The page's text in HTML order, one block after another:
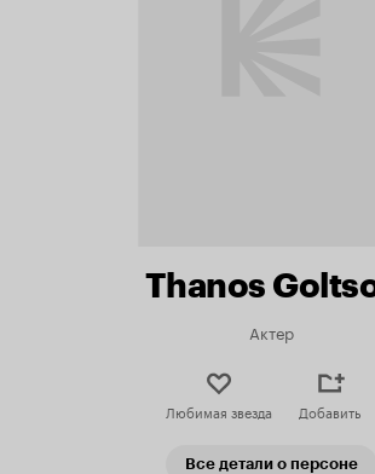
Thanos
Актер
Любимая звезда Добавить
Все детали о персоне